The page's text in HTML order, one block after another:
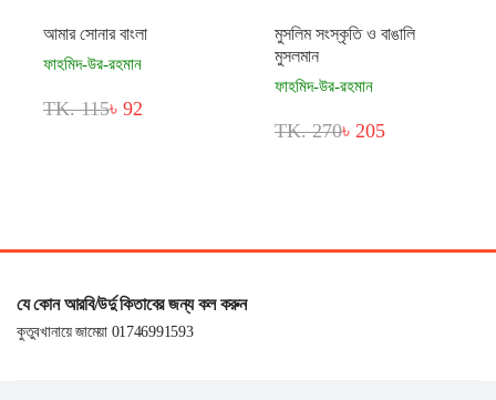
আমার সোনার বাংলা
ফাহমিদ-উর-রহমান
TK. 115৳ 92
মুসলিম সংস্কৃতি ও বাঙালি
মুসলমান
ফাহমিদ-উর-রহমান
TK. 270৳ 205
যে কোন আরবি/উর্দু কিতাবের জন্য কল করুন
কুতুবখানায়ে জামেয়া 01746991593